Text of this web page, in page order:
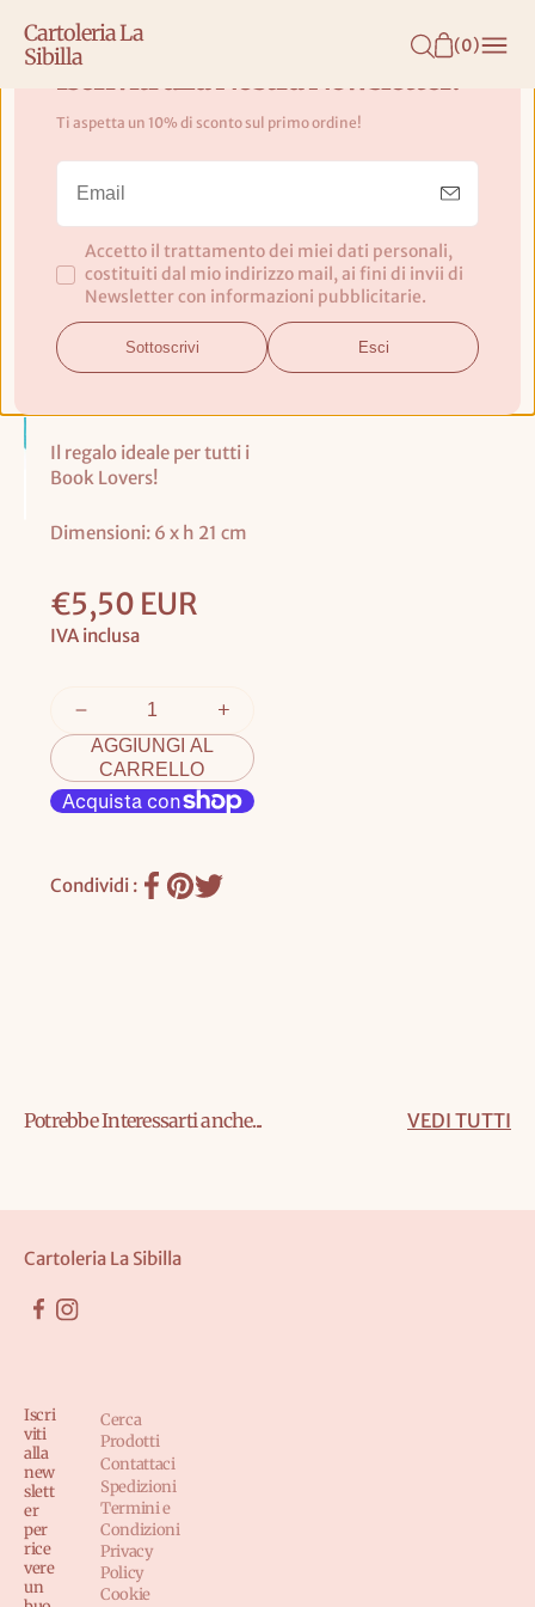
Cartoleria La
Sibilla
(0)
Segnalibro Butterfly - Origamo
Realizzati a mano con le
tecniche del Popup e
della Filigrana di Carta –
Quilling, con packaging
plastic free ed
espositore girevole in
legno dalle dimensioni
Il regalo ideale per tutti i
Book Lovers!
Dimensioni: 6 x h 21 cm
Prezzo
base
€5,50 EUR
IVA inclusa
AGGIUNGI AL
CARRELLO
Condividi :
Potrebbe Interessarti anche... VEDI TUTTI
Cartoleria La Sibilla
Iscri
viti
alla
new
slett
er
per
rice
vere
un
Cerca
Prodotti
Contattaci
Spedizioni
Termini e
Condizioni
Privacy
Policy
Cookie
Iscriviti alla Nostra Newsletter!
Ti aspetta un 10% di sconto sul primo ordine!
Accetto il trattamento dei miei dati personali,
costituiti dal mio indirizzo mail, ai fini di invii di
Newsletter con informazioni pubblicitarie.
Sottoscrivi Esci